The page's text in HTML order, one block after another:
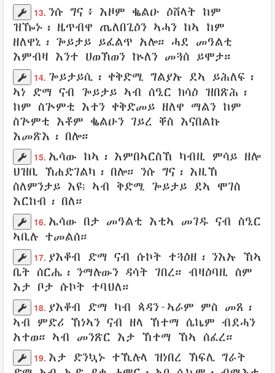
13. ንሱ ግና፥ እዞም ቈልዑ ዕሸላት ከም
ዝዀኑ፡ ዜጥብዋ ጤለበጊዕን ኣሓን ከኣ ከም
ዘለዋኒ፡ ጐይታይ ይፈልጥ አሎ። ሓደ መዓልቲ
እምብዛ እንተ ሀወኽወን ኵለን መጓሰ ይሞታ።
14. ጐይታይሲ ፡ ቀቅድሚ ግልያኡ ደኣ ይሕለፍ ፡
ኣነ ድማ ናብ ጐይታይ ኣብ ሰዒር ክሳዕ ዝበጽሕ ፡
ከም ስጕምቲ እተን ቀቅድመይ ዘለዋ ማልን ከም
ስጕምቲ እቶም ቈልዑን ገይረ ቐስ እናበልኩ
እመጽእ ፡ በሎ።
15. ኤሳው ከኣ፡ እምበኣርስኸ ካብዚ ምሳይ ዘሎ
ህዝቢ ኽሐድገልካ ፡ በሎ። ንሱ ግና፡ እዚኸ
ስለምንታይ እዩ፧ ኣብ ቅድሚ ጐይታይ ደኣ ሞገስ
እርከብ፡ በለ።
16. ኤሳው በታ መዓልቲ እቲኣ መገዱ ናብ
ስዒር
ኣቢሉ ተመልሰ።
17. ያእቆብ ድማ ናብ ሱኮት ተጓዕዘ ፡ ንእኡ ኸኣ
ቤት ሰርሔ ፡ ንማሉውን ዳሳት ገበረ። ብዛዕባዚ ስም
እታ ቦታ ሱኮት ተባህለ።
18. ያእቆብ ድማ ካብ ጳዳን-ኣራም ምስ መጸ ፡
ኣብ ምድሪ ኸነኣን ናብ ዘላ ኸተማ ሴኬም ብደሓን
አተወ። ኣብ መንጽር እታ ኸተማ ኸኣ ሰፈረ።
19. እታ ድንኳኑ ተኺሉላ ዝነበረ ኽፍሊ ግራት